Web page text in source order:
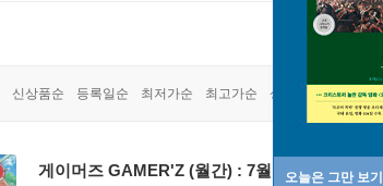
오늘은 그만 보기
신상품순 등록일순 최저가순 최고가순 상품명순
게이머즈 GAMER'Z (월간) : 7월 [2026]